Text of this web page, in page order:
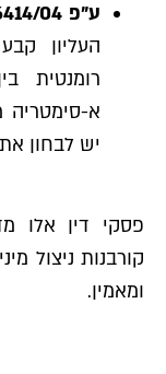
ע"פ 6414/04 פלוני נ' מדינת ישראל:
העליון
רומנטית
א-סימטריה
יש לבחון
פסקי דין אלו
קורבנות ניצול
ומאמין.